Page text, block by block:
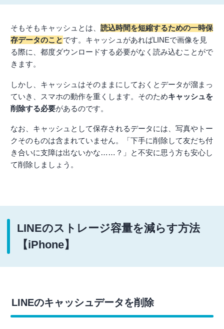
そもそもキャッシュとは、 読込時間を短縮するための一時保
存データのことです。キャッシュがあればLINEで画像を見
る際に、都度ダウンロードする必要がなく読み込むことがで
きます。
しかし、キャッシュはそのままにしておくとデータが溜まっ
ていき、スマホの動作を重くします。そのためキャッシュを
削除する必要があるのです。
なお、キャッシュとして保存されるデータには、写真やトー
クそのものは含まれていません。「下手に削除して友だち付
き合いに支障は出ないかな……？」と不安に思う方も安心し
て削除しましょう。
LINEのストレージ容量を減らす方法
【iPhone】
LINEのキャッシュデータを削除